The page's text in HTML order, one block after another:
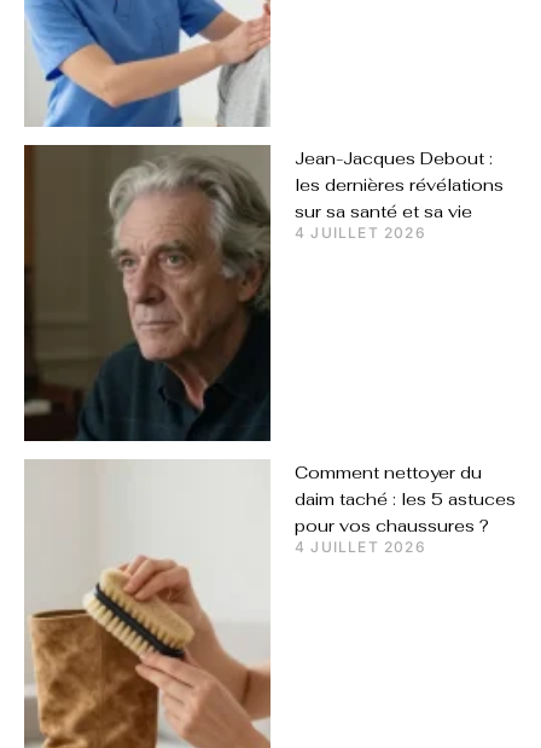
Jean-Jacques Debout :
les dernières révélations
sur sa santé et sa vie
4 JUILLET 2026
Comment nettoyer du
daim taché : les 5 astuces
pour vos chaussures ?
4 JUILLET 2026